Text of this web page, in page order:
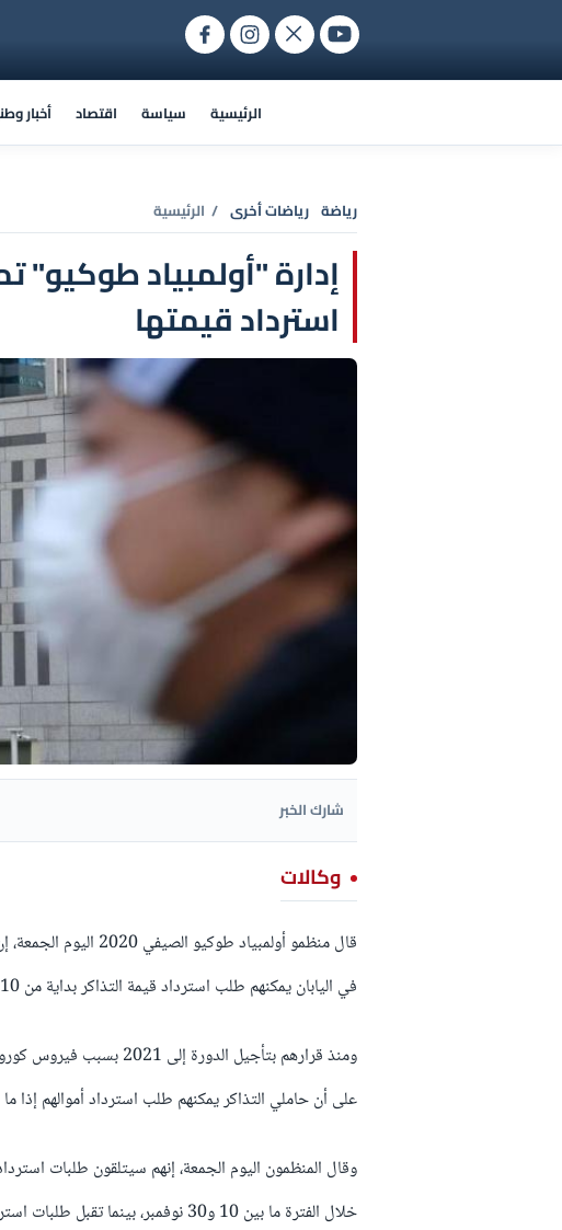
الرئيسية سياسة اقتصاد أخبار
رياضة رياضات أخرى / الرئيسية
إدارة "أولمبياد طوكيو"
استرداد قيمتها
شارك الخبر
وكالات
قال منظمو أولمبياد
في اليابان يمكنهم طلب استرداد قيمة التذاكر بداية من 10 نوفمبر المقبل.
ومنذ قرارهم بتأجيل
على أن حاملي التذاكر يمكنهم طلب استرداد أموالهم إذا
وقال المنظمون اليوم الجمعة، إنهم سيتلقون طلبات